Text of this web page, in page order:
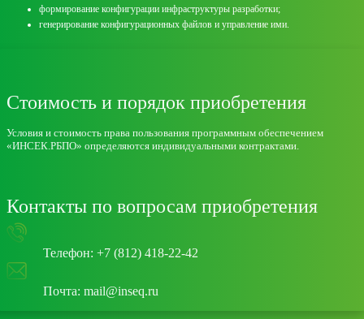
формирование конфигурации инфраструктуры разработки;
генерирование конфигурационных файлов и управление ими.
Стоимость и порядок приобретения
Условия и стоимость права пользования программным обеспечением
«ИНСЕК.РБПО» определяются индивидуальными контрактами.
Контакты по вопросам приобретения
Телефон: +7 (812) 418-22-42
Почта: mail@inseq.ru